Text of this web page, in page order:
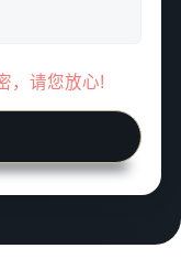
，请您放心!